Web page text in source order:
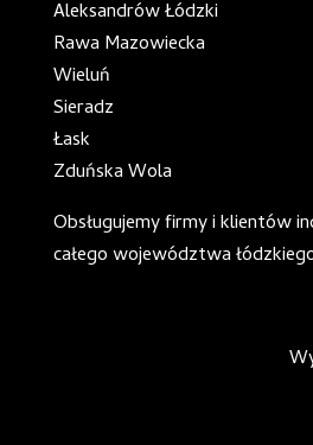
Aleksandrów Łódzki
Rawa Mazowiecka
Wieluń
Sieradz
Łask
Zduńska Wola
Obsługujemy firmy i klientów
całegowojewództwa